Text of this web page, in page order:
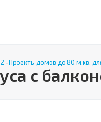
-Проекты домов до 80 м.кв.
с